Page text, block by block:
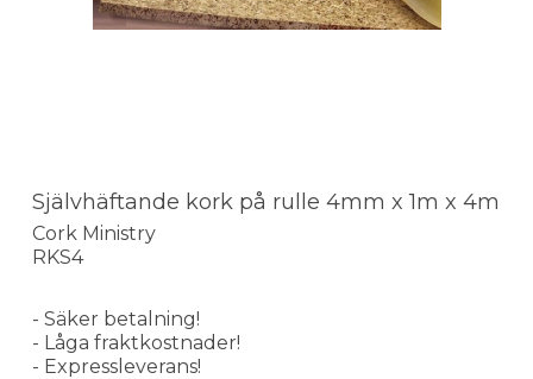
Självhäftande kork på rulle 4mm x 1m x 4m
Cork Ministry
RKS4
- Säker betalning!
- Låga fraktkostnader!
- Expressleverans!